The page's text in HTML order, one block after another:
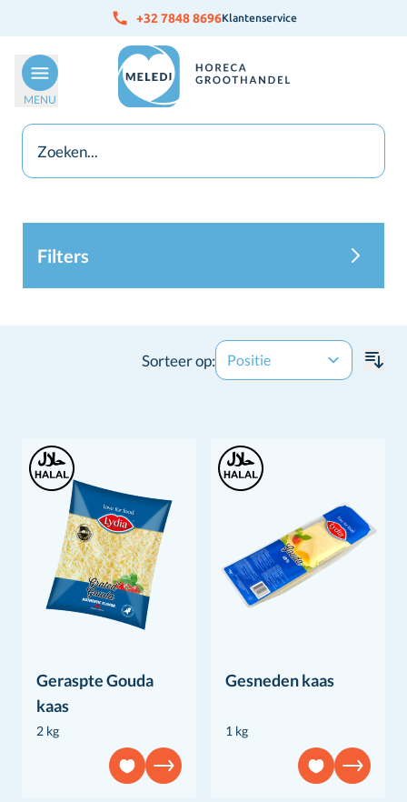
Ga naar de inhoud +32 7848 8696Klantenservice
MENU
Filters
Sorteer op:
Geraspte Gouda
kaas
2 kg
Gesneden kaas
1 kg